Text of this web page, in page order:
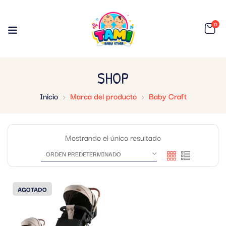
0
SHOP
Inicio Marca del producto Baby Craft
Mostrando el único resultado
AGOTADO